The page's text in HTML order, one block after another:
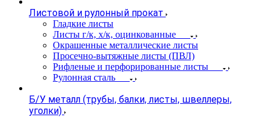
Листовой и рулонный прокат
Гладкие листы
Листы г/к, х/к, оцинкованные
Окрашенные металлические листы
Просечно-вытяжные листы (ПВЛ)
Рифленые и перфорированные листы
Рулонная сталь
Б/У металл (трубы, балки, листы, швеллеры,
уголки)